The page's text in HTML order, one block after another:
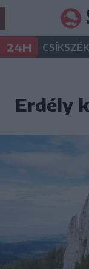
24H CSÍKSZÉK
Erdély